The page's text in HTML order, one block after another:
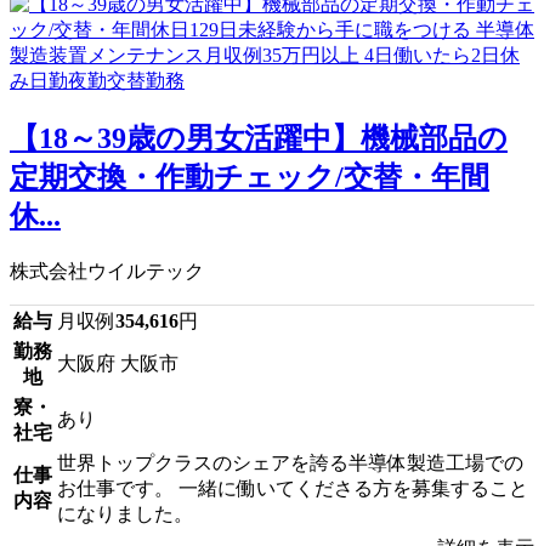
【18～39歳の男女活躍中】機械部品の
定期交換・作動チェック/交替・年間
休...
株式会社ウイルテック
給与 月収例 354,616円
勤務
地
大阪府 大阪市
寮・
社宅
あり
仕事
内容
世界トップクラスのシェアを誇る半導体製造工場での
お仕事です。 一緒に働いてくださる方を募集すること
になりました。